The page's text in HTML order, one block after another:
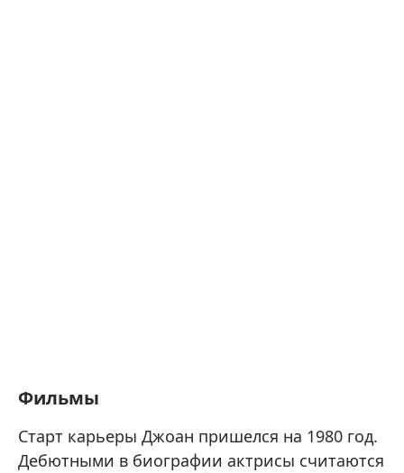
Фильмы
Старт карьеры Джоан пришелся на 1980 год.
Дебютными в биографии актрисы считаются